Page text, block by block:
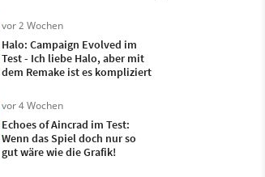
auf meinem Kopf
vor 2 Wochen
Halo: Campaign Evolved im
Test - Ich liebe Halo, aber mit
dem Remake ist es kompliziert
vor 4 Wochen
Echoes of Aincrad im Test:
Wenn das Spiel doch nur so
gut wäre wie die Grafik!